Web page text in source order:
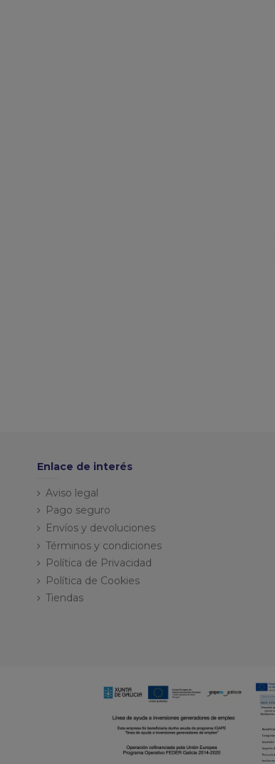
Enlace de interés
Aviso legal
Pago seguro
Envíos y devoluciones
Términos y condiciones
Política de Privacidad
Política de Cookies
Tiendas